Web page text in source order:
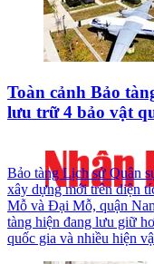
Toàn cảnh Bảo
lưu trữ 4 bảo vật
Bảo tàng Lịch sử Quân
xây dựng mới trên diện
Mỗ và Đại Mỗ, quận
tàng hiện đang lưu giữ
quốc gia và nhiều hiện